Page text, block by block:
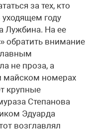
за тех, кто
году
Лужбина. На ее
обратить внимание
не проза, а
майском номерах
крупные
Степанова
Эдуарда
возглавлял